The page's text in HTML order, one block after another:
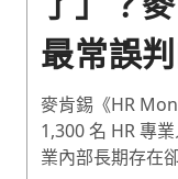
最常誤
區
麥肯錫《HR
1,300 名 HR 專
業內部長期存在